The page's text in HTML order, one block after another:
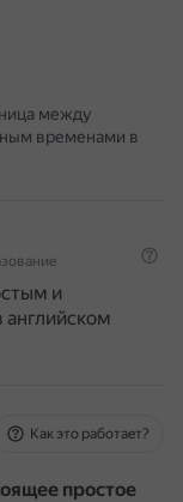
между
временами в
и
Как это работает?
простое